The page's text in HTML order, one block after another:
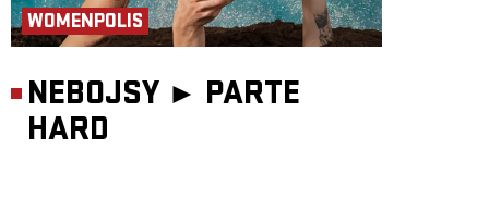
WOMENPOLIS
NEBOJSY ► PARTE
HARD